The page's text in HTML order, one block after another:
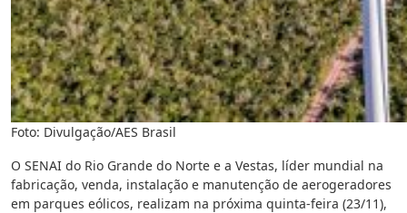
Foto: Divulgação/AES Brasil
O SENAI do Rio Grande do Norte e a Vestas, líder mundial na
fabricação, venda, instalação e manutenção de aerogeradores
em parques eólicos, realizam na próxima quinta-feira (23/11),